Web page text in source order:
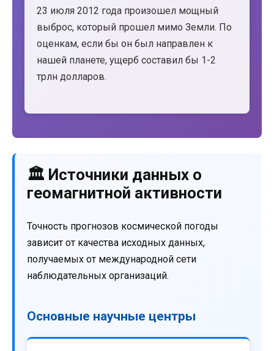
23 июля 2012 года произошел мощный
выброс, который прошел мимо Земли. По
оценкам, если бы он был направлен к
нашей планете, ущерб составил бы 1-2
трлн долларов.
🏛️ Источники данных о
геомагнитной активности
Точность прогнозов космической погоды
зависит от качества исходных данных,
получаемых от международной сети
наблюдательных организаций.
Основные научные центры